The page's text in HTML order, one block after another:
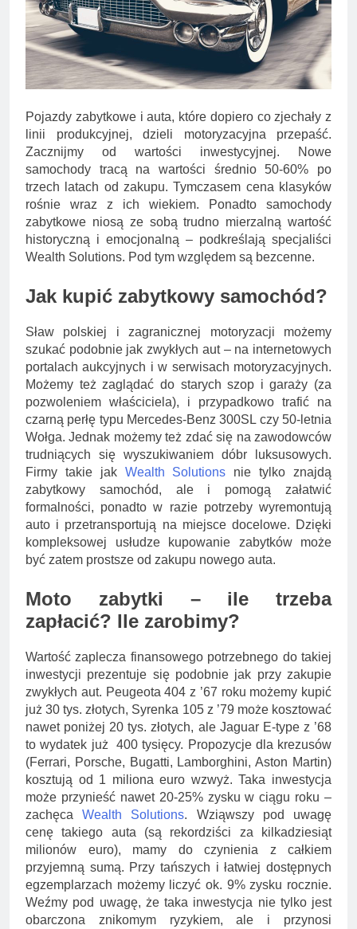
Minolta – kiedy wybrać
kolorowe, a kiedy czarno-
białe?
2 Lata Ago
Na czym polega
rozliczanie podatku?
2 Lata Ago
Pojazdy zabytkowe i auta, które dopiero co zjechały z
linii produkcyjnej, dzieli motoryzacyjna przepaść.
Zacznijmy od wartości inwestycyjnej. Nowe
samochody tracą na wartości średnio 50-60% po
trzech latach od zakupu. Tymczasem cena klasyków
rośnie wraz z ich wiekiem. Ponadto samochody
zabytkowe niosą ze sobą trudno mierzalną wartość
historyczną i emocjonalną – podkreślają specjaliści
Wealth Solutions. Pod tym względem są bezcenne.
Jak kupić zabytkowy samochód?
Sław polskiej i zagranicznej motoryzacji możemy
szukać podobnie jak zwykłych aut – na internetowych
portalach aukcyjnych i w serwisach motoryzacyjnych.
Możemy też zaglądać do starych szop i garaży (za
pozwoleniem właściciela), i przypadkowo trafić na
czarną perłę typu Mercedes-Benz 300SL czy 50-letnia
Wołga. Jednak możemy też zdać się na zawodowców
trudniących się wyszukiwaniem dóbr luksusowych.
Firmy takie jak Wealth Solutions nie tylko znajdą
zabytkowy samochód, ale i pomogą załatwić
formalności, ponadto w razie potrzeby wyremontują
auto i przetransportują na miejsce docelowe. Dzięki
kompleksowej usłudze kupowanie zabytków może
być zatem prostsze od zakupu nowego auta.
Moto zabytki – ile trzeba
zapłacić? Ile zarobimy?
Wartość zaplecza finansowego potrzebnego do takiej
inwestycji prezentuje się podobnie jak przy zakupie
zwykłych aut. Peugeota 404 z ’67 roku możemy kupić
już 30 tys. złotych, Syrenka 105 z ’79 może kosztować
nawet poniżej 20 tys. złotych, ale Jaguar E-type z ’68
to wydatek już 400 tysięcy. Propozycje dla krezusów
(Ferrari, Porsche, Bugatti, Lamborghini, Aston Martin)
kosztują od 1 miliona euro wzwyż. Taka inwestycja
może przynieść nawet 20-25% zysku w ciągu roku –
zachęcaWealth Solutions. Wziąwszy pod uwagę
cenę takiego auta (są rekordziści za kilkadziesiąt
milionów euro), mamy do czynienia z całkiem
przyjemną sumą. Przy tańszych i łatwiej dostępnych
egzemplarzach możemy liczyć ok. 9% zysku rocznie.
Weźmy pod uwagę, że taka inwestycja nie tylko jest
obarczona znikomym ryzykiem, ale i przynosi